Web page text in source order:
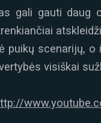
gali gauti daug
puikų scenarijų,
visiškai